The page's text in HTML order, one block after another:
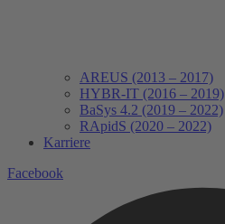
AREUS (2013 – 2017)
HYBR-IT (2016 – 2019)
BaSys 4.2 (2019 – 2022)
RApidS (2020 – 2022)
Karriere
Facebook